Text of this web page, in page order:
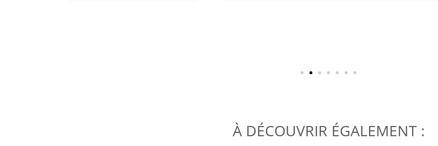
À DÉCOUVRIR ÉGALEMENT :